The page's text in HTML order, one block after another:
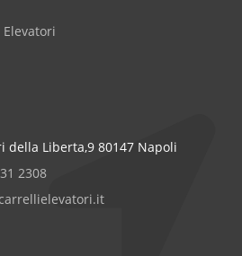
della Liberta,9 80147 Napoli
2308